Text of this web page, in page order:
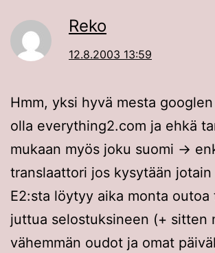
Reko
12.8.2003 13:59
Hmm, yksi hyvä mesta
olla everything2.com ja ehkä
mukaan myös joku suomi ->
translaattori jos kysytään jotain
E2:sta löytyy aika monta outoa
juttua selostuksineen (+ sitten
vähemmän oudot ja omat